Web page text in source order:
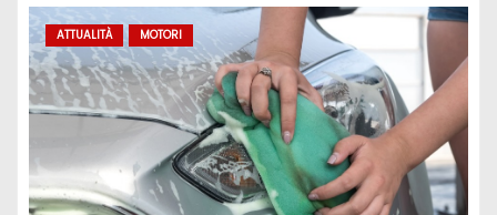
ATTUALITÀ MOTORI